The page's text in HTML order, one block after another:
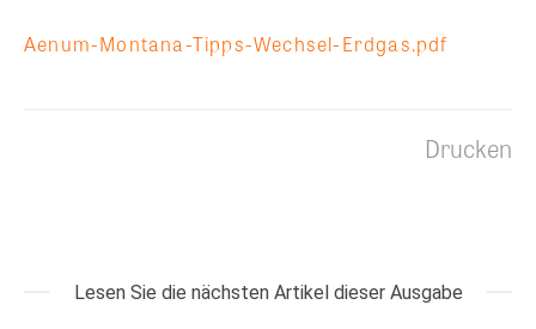
Aenum-Montana-Tipps-Wechsel-Erdgas.pdf
Drucken
Lesen Sie die nächsten Artikel dieser Ausgabe